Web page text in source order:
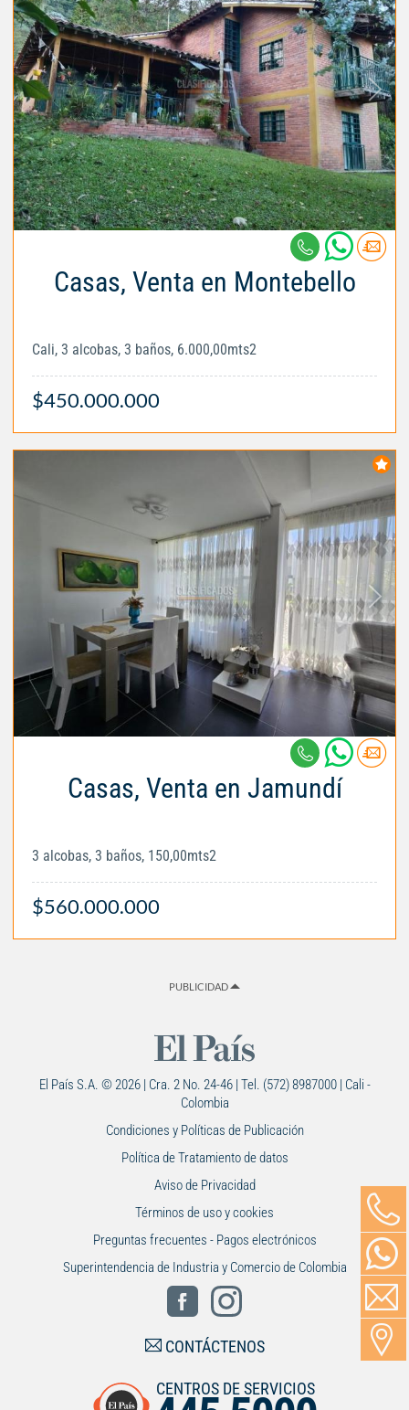
Casas, Venta en Montebello
Cali, 3 alcobas, 3 baños, 6.000,00mts2
$450.000.000
Casas, Venta en Jamundí
3 alcobas, 3 baños, 150,00mts2
$560.000.000
PUBLICIDAD
El País S.A. © 2026 | Cra. 2 No. 24-46 | Tel. (572) 8987000 | Cali -
Colombia
Condiciones y Políticas de Publicación
Política de Tratamiento de datos
Aviso de Privacidad
Términos de uso y cookies
Preguntas frecuentes - Pagos electrónicos
Superintendencia de Industria y Comercio de Colombia
CONTÁCTENOS
CENTROS DE SERVICIOS